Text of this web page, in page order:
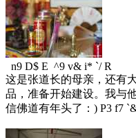
n9 D$ E ^9 v& i* `/ R
这是张道长的母亲，还有
品，准备开始建设。我与
信佛道有年头了： ) P3 f7